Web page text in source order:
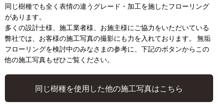
同じ樹種でも全く表情の違うグレード・加工を施したフローリング
があります。
多くの設計士様、施工業者様、お施主様にご協力をいただいている
弊社では、お客様の施工写真の撮影にも力を入れております。 無垢
フローリングを検討中のみなさまの参考に、下記のボタンからこの
他の施工写真もぜひご覧ください。
同じ樹種を使用した他の施工写真はこちら